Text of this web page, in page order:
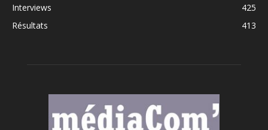
Interviews
425
Résultats
413